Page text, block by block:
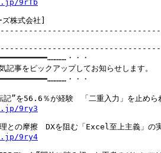
9rTb
株式会社]
・・・
事をピックアップしてお知らせします。
・・・
9ry3
9ry4